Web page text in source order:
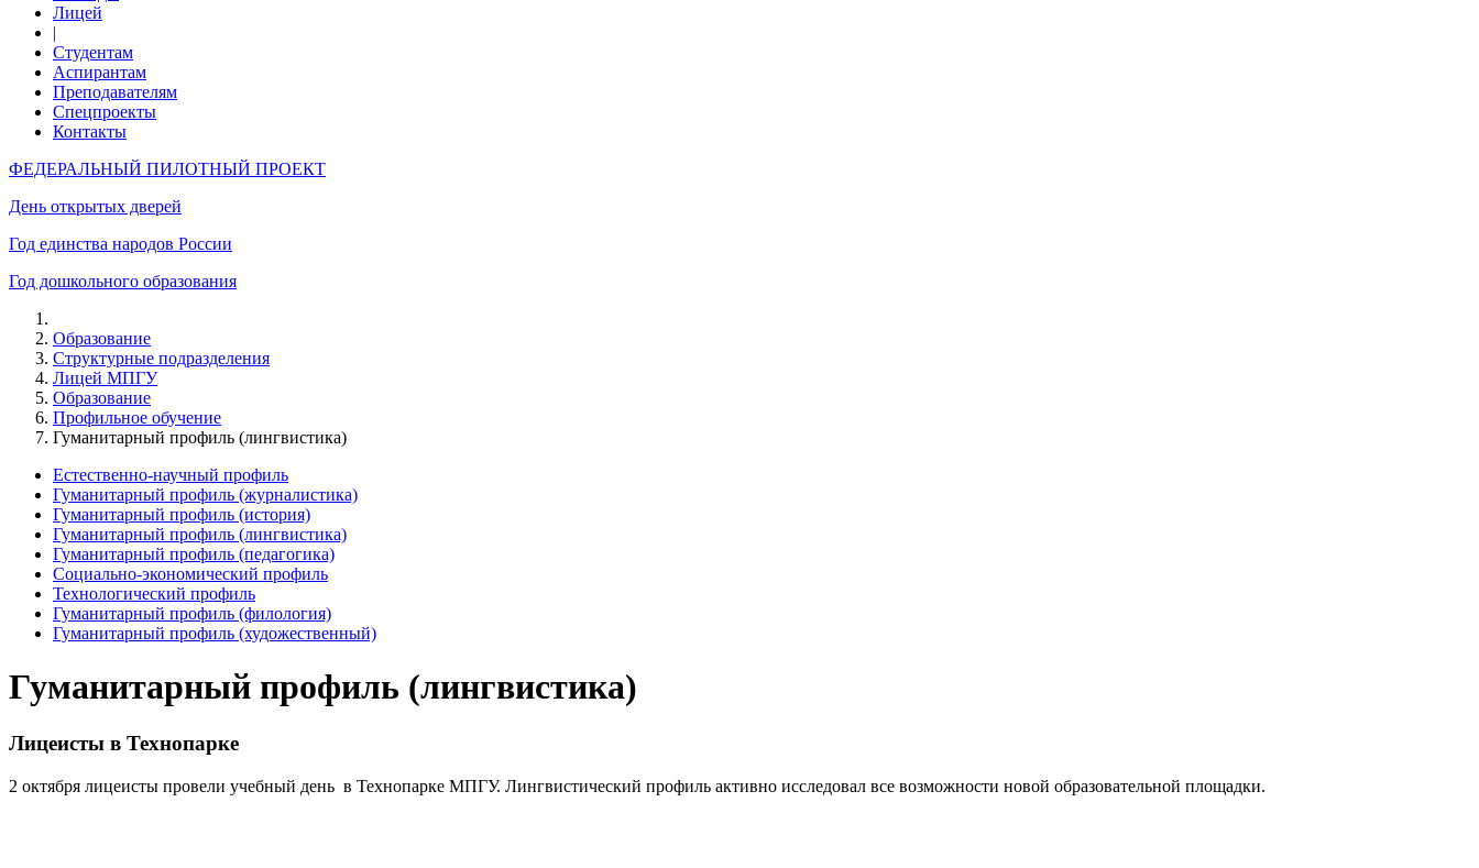
Лицей
|
Студентам
Аспирантам
Преподавателям
Спецпроекты
Контакты
ФЕДЕРАЛЬНЫЙ ПИЛОТНЫЙ ПРОЕКТ
День открытых дверей
Год единства народов России
Год дошкольного образования
Образование
Структурные подразделения
Лицей МПГУ
Образование
Профильное обучение
Гуманитарный профиль (лингвистика)
Естественно-научный профиль
Гуманитарный профиль (журналистика)
Гуманитарный профиль (история)
Гуманитарный профиль (лингвистика)
Гуманитарный профиль (педагогика)
Социально-экономический профиль
Технологический профиль
Гуманитарный профиль (филология)
Гуманитарный профиль (художественный)
Гуманитарный профиль (лингвистика)
Лицеисты в Технопарке
2 октября лицеисты провели учебный день в Технопарке МПГУ. Лингвистический профиль активно исследовал все возможности новой образовательной площадки.